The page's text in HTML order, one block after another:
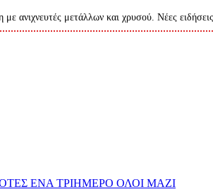
ανιχνευτές μετάλλων και χρυσού. Νέες
ΕΝΑ ΤΡΙΗΜΕΡΟ ΟΛΟΙ ΜΑΖΙ